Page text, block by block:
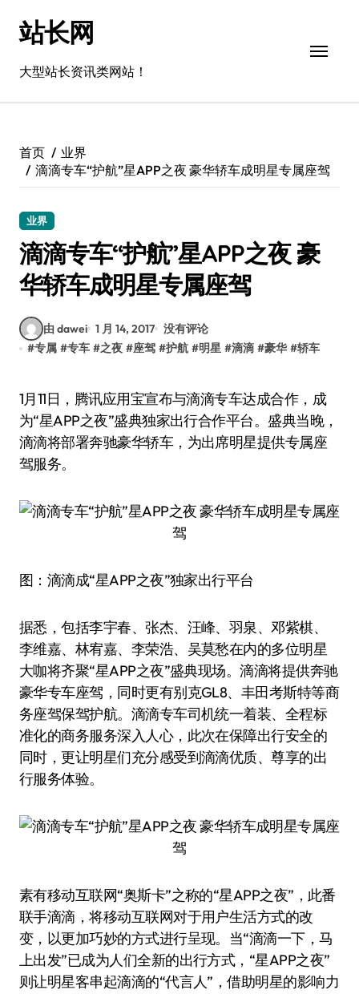
站长网
大型站长资讯类网站！
首页
业界
滴滴专车“护航”星APP之夜 豪华轿车成明星专属座驾
业界
滴滴专车“护航”星APP之夜 豪
华轿车成明星专属座驾
由 dawei 1 月 14, 2017 没有评论
#专属 #专车 #之夜 #座驾 #护航 #明星 #滴滴 #豪华 #轿车
1月11日，腾讯应用宝宣布与滴滴专车达成合作，成
为“星APP之夜”盛典独家出行合作平台。盛典当晚，
滴滴将部署奔驰豪华轿车，为出席明星提供专属座
驾服务。
图：滴滴成“星APP之夜”独家出行平台
据悉，包括李宇春、张杰、汪峰、羽泉、邓紫棋、
李维嘉、林宥嘉、李荣浩、吴莫愁在内的多位明星
大咖将齐聚“星APP之夜”盛典现场。滴滴将提供奔驰
豪华专车座驾，同时更有别克GL8、丰田考斯特等商
务座驾保驾护航。滴滴专车司机统一着装、全程标
准化的商务服务深入人心，此次在保障出行安全的
同时，更让明星们充分感受到滴滴优质、尊享的出
行服务体验。
素有移动互联网“奥斯卡”之称的“星APP之夜”，此番
联手滴滴，将移动互联网对于用户生活方式的改
变，以更加巧妙的方式进行呈现。当“滴滴一下，马
上出发”已成为人们全新的出行方式，“星APP之夜”
则让明星客串起滴滴的“代言人”，借助明星的影响力